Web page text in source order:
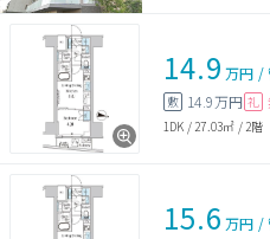
14.9 万円 /
敷 14.9万円 礼
1DK / 27.03㎡ / 2階
15.6 万円 /